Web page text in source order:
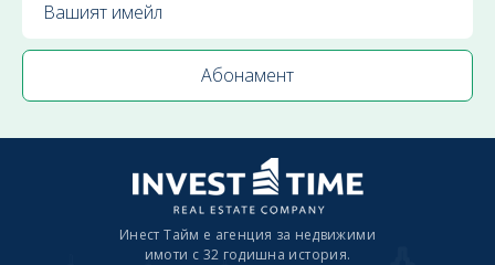
Инест Тайм е агенция за недвижими
имоти с 32 годишна история.